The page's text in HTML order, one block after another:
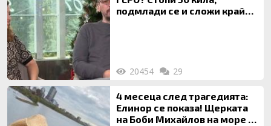
подмлади се и сложи край
20454 29
4 месеца след трагедията:
Елинор се показа! Щерката
на Боби Михайлов на море с